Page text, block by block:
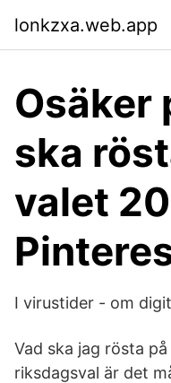
lonkzxa.web.app
Osäker
ska
valet
I virustider - om
Vad ska jag rösta
riksdagsval är det